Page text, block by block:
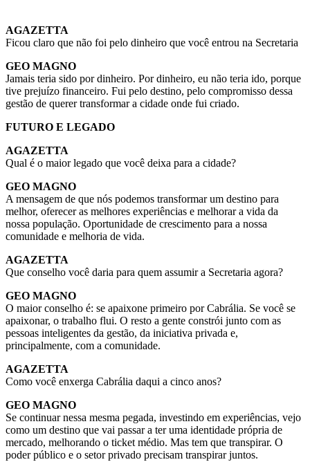
AGAZETTA
Ficou claro que não foi pelo dinheiro que você entrou na Secretaria
GEO MAGNO
Jamais teria sido por dinheiro. Por dinheiro, eu não teria ido, porque
tive prejuízo financeiro. Fui pelo destino, pelo compromisso dessa
gestão de querer transformar a cidade onde fui criado.
FUTURO E LEGADO
AGAZETTA
Qual é o maior legado que você deixa para a cidade?
GEO MAGNO
A mensagem de que nós podemos transformar um destino para
melhor, oferecer as melhores experiências e melhorar a vida da
nossa população. Oportunidade de crescimento para a nossa
comunidade e melhoria de vida.
AGAZETTA
Que conselho você daria para quem assumir a Secretaria agora?
GEO MAGNO
O maior conselho é: se apaixone primeiro por Cabrália. Se você se
apaixonar, o trabalho flui. O resto a gente constrói junto com as
pessoas inteligentes da gestão, da iniciativa privada e,
principalmente, com a comunidade.
AGAZETTA
Como você enxerga Cabrália daqui a cinco anos?
GEO MAGNO
Se continuar nessa mesma pegada, investindo em experiências, vejo
como um destino que vai passar a ter uma identidade própria de
mercado, melhorando o ticket médio. Mas tem que transpirar. O
poder público e o setor privado precisam transpirar juntos.